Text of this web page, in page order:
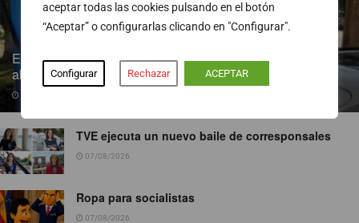
aceptar todas las cookies pulsando en el botón
“Aceptar” o configurarlas clicando en "Configurar".
Configurar Rechazar ACEPTAR
Endesa pone a disposición más de 300 puntos de recarga
abiertos al público
TVE ejecuta un nuevo baile de corresponsales
07/08/2026
Ropa para socialistas
07/08/2026